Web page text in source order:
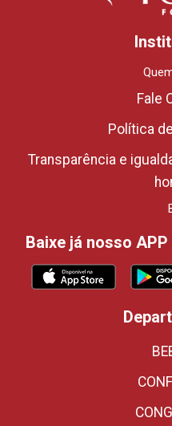
Fale
Política
Transparência e
Baixe já nosso APP